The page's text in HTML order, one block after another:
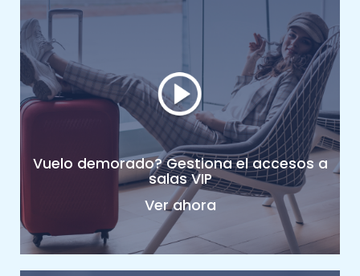
Vuelo demorado? Gestiona el accesos a
salas VIP
Ver ahora